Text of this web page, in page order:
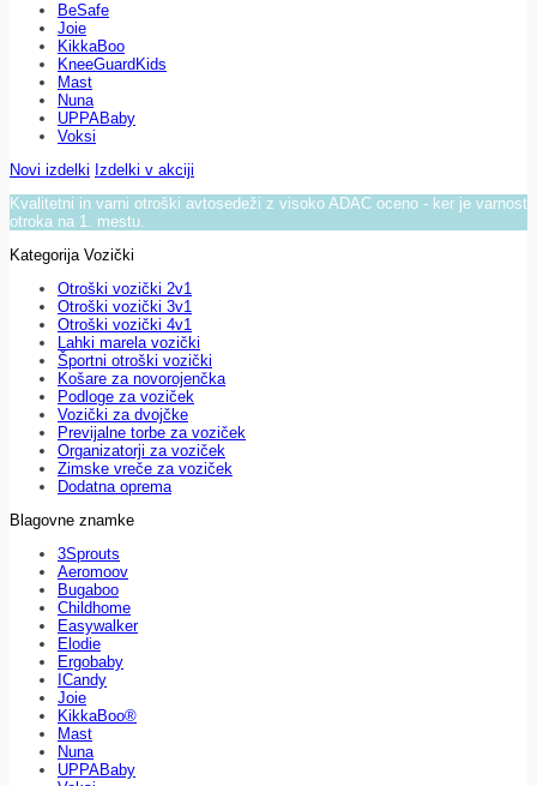
BeSafe
Joie
KikkaBoo
KneeGuardKids
Mast
Nuna
UPPABaby
Voksi
Novi izdelki Izdelki v akciji
Kvalitetni in varni otroški avtosedeži z visoko ADAC oceno - ker je varnost
otroka na 1. mestu.
Kategorija Vozički
Otroški vozički 2v1
Otroški vozički 3v1
Otroški vozički 4v1
Lahki marela vozički
Športni otroški vozički
Košare za novorojenčka
Podloge za voziček
Vozički za dvojčke
Previjalne torbe za voziček
Organizatorji za voziček
Zimske vreče za voziček
Dodatna oprema
Blagovne znamke
3Sprouts
Aeromoov
Bugaboo
Childhome
Easywalker
Elodie
Ergobaby
ICandy
Joie
KikkaBoo®
Mast
Nuna
UPPABaby